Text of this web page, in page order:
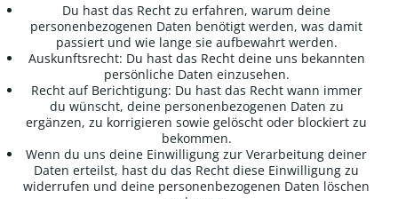
Du hast das Recht zu erfahren, warum deine
personenbezogenen Daten benötigt werden, was damit
passiert und wie lange sie aufbewahrt werden.
Auskunftsrecht: Du hast das Recht deine uns bekannten
persönliche Daten einzusehen.
Recht auf Berichtigung: Du hast das Recht wann immer
du wünscht, deine personenbezogenen Daten zu
ergänzen, zu korrigieren sowie gelöscht oder blockiert zu
bekommen.
Wenn du uns deine Einwilligung zur Verarbeitung deiner
Daten erteilst, hast du das Recht diese Einwilligung zu
widerrufen und deine personenbezogenen Daten löschen